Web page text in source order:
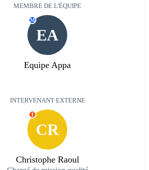
MEMBRE DE L'ÉQUIPE
EA
M
Equipe Appa
INTERVENANT EXTERNE
CR
I
Christophe Raoul